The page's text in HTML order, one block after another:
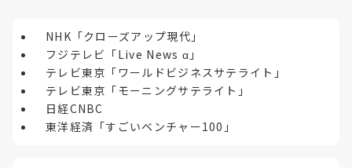
NHK「クローズアップ現代」
フジテレビ「Live News α」
テレビ東京「ワールドビジネスサテライト」
テレビ東京「モーニングサテライト」
日経CNBC
東洋経済「すごいベンチャー100」